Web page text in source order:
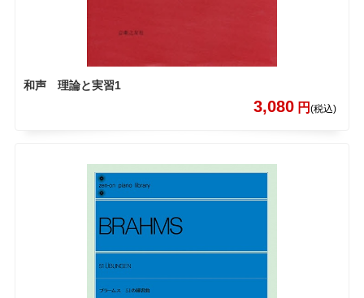
和声 理論と実習1
3,080 円(税込)